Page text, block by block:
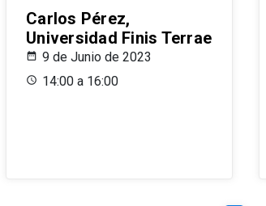
Carlos Pérez,
Universidad Finis Terrae
9 de Junio de 2023
14:00 a 16:00